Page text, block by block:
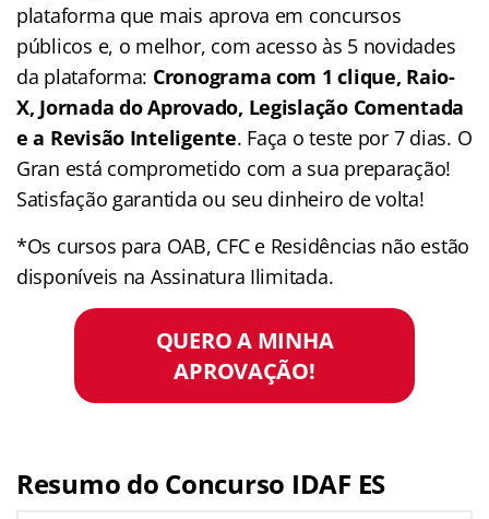
plataforma que mais aprova em concursos
públicos e, o melhor, com acesso às 5 novidades
da plataforma: Cronograma com 1 clique, Raio-
X, Jornada do Aprovado, Legislação Comentada
e a Revisão Inteligente. Faça o teste por 7 dias. O
Gran está comprometido com a sua preparação!
Satisfação garantida ou seu dinheiro de volta!
*Os cursos para OAB, CFC e Residências não estão
disponíveis na Assinatura Ilimitada.
QUERO A MINHA
APROVAÇÃO!
Resumo do Concurso IDAF ES